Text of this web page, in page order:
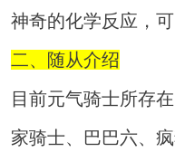
神奇的化学反应，
二、随从介绍
目前元气骑士所存
家骑士、巴巴六、